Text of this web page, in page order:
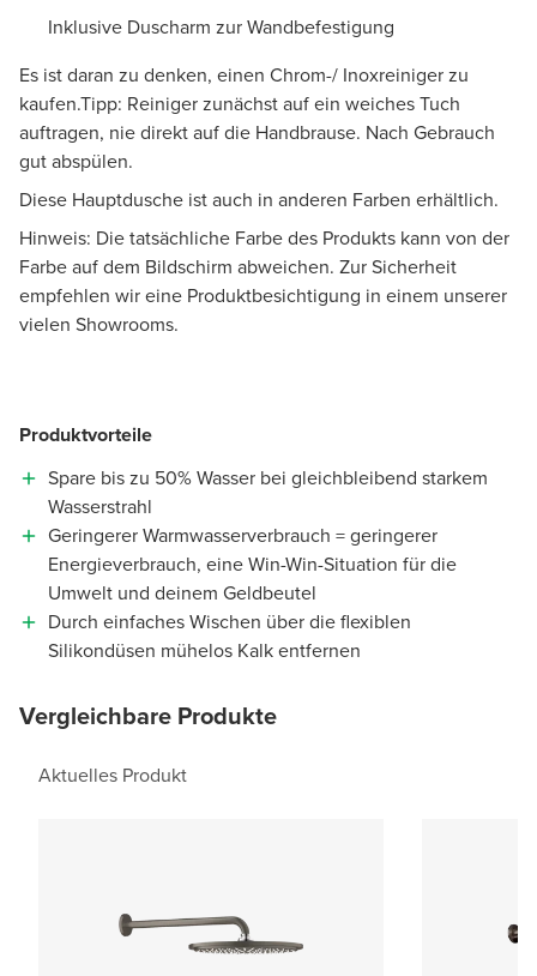
Inklusive Duscharm zur Wandbefestigung
Es ist daran zu denken, einen Chrom-/ Inoxreiniger zu
kaufen.Tipp: Reiniger zunächst auf ein weiches Tuch
auftragen, nie direkt auf die Handbrause. Nach Gebrauch
gut abspülen.
Diese Hauptdusche ist auch in anderen Farben erhältlich.
Hinweis: Die tatsächliche Farbe des Produkts kann von der
Farbe auf dem Bildschirm abweichen. Zur Sicherheit
empfehlen wir eine Produktbesichtigung in einem unserer
vielen Showrooms.
Produktvorteile
Spare bis zu 50% Wasser bei gleichbleibend starkem
Wasserstrahl
Geringerer Warmwasserverbrauch = geringerer
Energieverbrauch, eine Win-Win-Situation für die
Umwelt und deinem Geldbeutel
Durch einfaches Wischen über die flexiblen
Silikondüsen mühelos Kalk entfernen
Vergleichbare Produkte
Aktuelles Produkt